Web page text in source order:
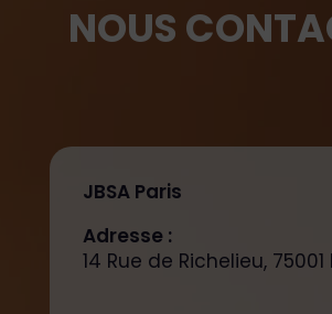
NOUS
JBSA Paris
Adresse :
14 Rue de Richelieu, 75001